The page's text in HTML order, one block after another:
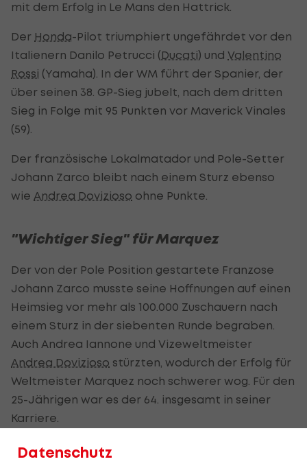
mit dem Erfolg in Le Mans den Hattrick.
Der Honda-Pilot triumphiert ungefährdet vor den
Italienern Danilo Petrucci (Ducati) und Valentino
Rossi (Yamaha). In der WM führt der Spanier, der
über seinen 38. GP-Sieg jubelt, nach dem dritten
Sieg in Folge mit 95 Punkten vor Maverick Vinales
(59).
Der französische Lokalmatador und Pole-Setter
Johann Zarco bleibt nach einem Sturz ebenso
wie Andrea Dovizioso ohne Punkte.
"Wichtiger Sieg" für Marquez
Der von der Pole Position gestartete Franzose
Johann Zarco musste seine Hoffnungen auf einen
Heimsieg vor mehr als 100.000 Zuschauern nach
einem Sturz in der siebenten Runde begraben.
Auch Andrea Iannone und Vizeweltmeister
Andrea Dovizioso stürzten, wodurch der Erfolg für
Weltmeister Marquez noch schwerer wog. Für den
25-Jährigen war es der 64. insgesamt in seiner
Karriere.
"Es war ein hartes Rennen, weil das Tempo der
Datenschutz